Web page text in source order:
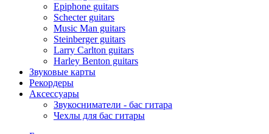
Epiphone guitars
Schecter guitars
Music Man guitars
Steinberger guitars
Larry Carlton guitars
Harley Benton guitars
Звуковые карты
Рекордеры
Аксессуары
Звукосниматели - бас гитара
Чехлы для бас гитары